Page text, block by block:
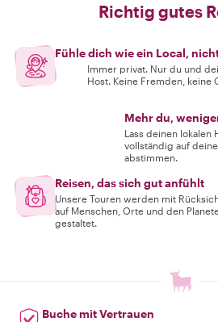
Richtig gutes
Fühle dich wie ein Local,
Immer privat. Nur du und
Host. Keine Fremden, keine
Mehr du,
Lass deinen lokalen
vollständig auf
abstimmen.
Reisen, das sich gut anfühlt
Unsere Touren werden mit
auf Menschen, Orte und den
gestaltet.
Buche mit Vertrauen